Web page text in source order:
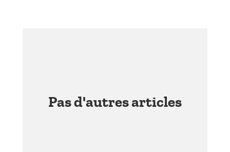
Pas d'autres articles